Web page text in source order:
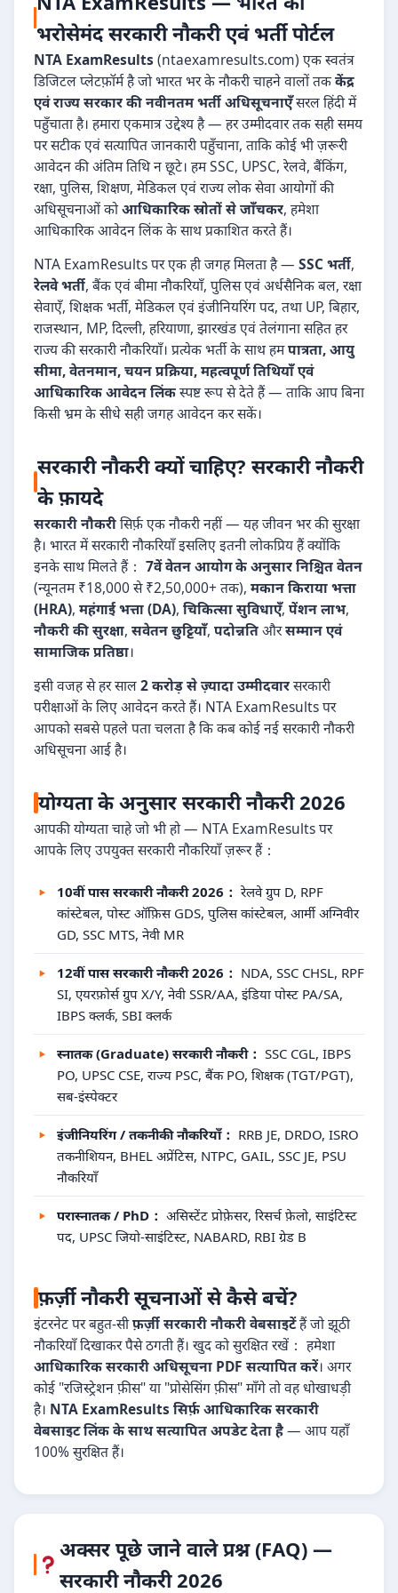
भरोसेमंद सरकारी नौकरी एवं भर्ती पोर्टल
NTA ExamResults (ntaexamresults.com) एक स्वतंत्र
डिजिटल प्लेटफ़ॉर्म है जो भारत भर के नौकरी चाहने वालों तककेंद्र
एवं राज्य सरकार की नवीनतम भर्ती अधिसूचनाएँसरल हिंदी में
पहुँचाता है। हमारा एकमात्र उद्देश्य है — हर उम्मीदवार तक सही समय
पर सटीक एवं सत्यापित जानकारी पहुँचाना, ताकि कोई भी ज़रूरी
आवेदन की अंतिम तिथि न छूटे। हम SSC, UPSC, रेलवे, बैंकिंग,
रक्षा, पुलिस, शिक्षण, मेडिकल एवं राज्य लोक सेवा आयोगों की
अधिसूचनाओं कोआधिकारिक स्रोतों से जाँचकर, हमेशा
आधिकारिक आवेदन लिंक के साथ प्रकाशित करते हैं।
NTA ExamResults पर एक ही जगह मिलता है — SSC भर्ती,
रेलवे भर्ती, बैंक एवं बीमा नौकरियाँ, पुलिस एवं अर्धसैनिक बल, रक्षा
सेवाएँ, शिक्षक भर्ती, मेडिकल एवं इंजीनियरिंग पद, तथा UP, बिहार,
राजस्थान, MP, दिल्ली, हरियाणा, झारखंड एवं तेलंगाना सहित हर
राज्य की सरकारी नौकरियाँ। प्रत्येक भर्ती के साथ हमपात्रता, आयु
सीमा, वेतनमान, चयन प्रक्रिया, महत्वपूर्ण तिथियाँ एवं
आधिकारिक आवेदन लिंकस्पष्ट रूप से देते हैं — ताकि आप बिना
किसी भ्रम के सीधे सही जगह आवेदन कर सकें।
सरकारी नौकरी क्यों चाहिए? सरकारी नौकरी
के फ़ायदे
सरकारी नौकरीसिर्फ़ एक नौकरी नहीं — यह जीवन भर की सुरक्षा
है। भारत में सरकारी नौकरियाँ इसलिए इतनी लोकप्रिय हैं क्योंकि
इनके साथ मिलते हैं： 7वें वेतन आयोग के अनुसार निश्चित वेतन
(न्यूनतम ₹18,000 से ₹2,50,000+ तक), मकान किराया भत्ता
(HRA), महंगाई भत्ता (DA), चिकित्सा सुविधाएँ, पेंशन लाभ,
नौकरी की सुरक्षा, सवेतन छुट्टियाँ, पदोन्नतिऔरसम्मान एवं
सामाजिक प्रतिष्ठा।
इसी वजह से हर साल2 करोड़ से ज़्यादा उम्मीदवारसरकारी
परीक्षाओं के लिए आवेदन करते हैं। NTA ExamResults पर
आपको सबसे पहले पता चलता है कि कब कोई नई सरकारी नौकरी
अधिसूचना आई है।
योग्यता के अनुसार सरकारी नौकरी 2026
आपकी योग्यता चाहे जो भी हो — NTA ExamResults पर
आपके लिए उपयुक्त सरकारी नौकरियाँ ज़रूर हैं：
10वीं पास सरकारी नौकरी 2026： रेलवे ग्रुप D, RPF
कांस्टेबल, पोस्ट ऑफ़िस GDS, पुलिस कांस्टेबल, आर्मी अग्निवीर
GD, SSC MTS, नेवी MR
12वीं पास सरकारी नौकरी 2026： NDA, SSC CHSL, RPF
SI, एयरफ़ोर्स ग्रुप X/Y, नेवी SSR/AA, इंडिया पोस्ट PA/SA,
IBPS क्लर्क, SBI क्लर्क
स्नातक (Graduate) सरकारी नौकरी： SSC CGL, IBPS
PO, UPSC CSE, राज्य PSC, बैंक PO, शिक्षक (TGT/PGT),
सब-इंस्पेक्टर
इंजीनियरिंग / तकनीकी नौकरियाँ： RRB JE, DRDO, ISRO
तकनीशियन, BHEL अप्रेंटिस, NTPC, GAIL, SSC JE, PSU
नौकरियाँ
परास्नातक / PhD： असिस्टेंट प्रोफ़ेसर, रिसर्च फ़ेलो, साइंटिस्ट
पद, UPSC जियो-साइंटिस्ट, NABARD, RBI ग्रेड B
फ़र्ज़ी नौकरी सूचनाओं से कैसे बचें?
इंटरनेट पर बहुत-सीफ़र्ज़ी सरकारी नौकरी वेबसाइटेंहैं जो झूठी
नौकरियाँ दिखाकर पैसे ठगती हैं। खुद को सुरक्षित रखें： हमेशा
आधिकारिक सरकारी अधिसूचना PDF सत्यापित करें। अगर
कोई "रजिस्ट्रेशन फ़ीस" या "प्रोसेसिंग फ़ीस" माँगे तो वह धोखाधड़ी
है। NTA ExamResults सिर्फ़ आधिकारिक सरकारी
वेबसाइट लिंक के साथ सत्यापित अपडेट देता है— आप यहाँ
100% सुरक्षित हैं।
अक्सर पूछे जाने वाले प्रश्न (FAQ) —
सरकारी नौकरी 2026